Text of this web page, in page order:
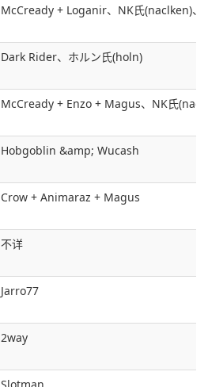
McCready + Loganir、NK氏(naclken)、
Dark Rider、ホルン氏(holn)
McCready + Enzo + Magus、NK氏
Hobgoblin &amp; Wucash
Crow + Animaraz + Magus
不详
Jarro77
2way